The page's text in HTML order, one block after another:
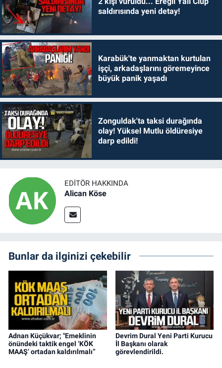
saldırısında yeni detay!
Karabük'te yanmaktan kurtulan
işçi, arkadaşlarını göremeyince
büyük panik yaşadı
Zonguldak'ta taksi durağında
olay! Yüksel Mutlu öldüresiye
darp edildi!
EDITÖR HAKKINDA
Alican Köse
Bunlar da ilginizi çekebilir
Adnan Küçükvar; "Emeklinin
önündeki taktik engel ‘KÖK
MAAŞ’ ortadan kaldırılmalı”
Devrim Dural Yeni Parti Kurucu
İl Başkanı olarak
görevlendirildi.